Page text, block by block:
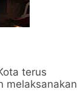
terus
melaksanakan